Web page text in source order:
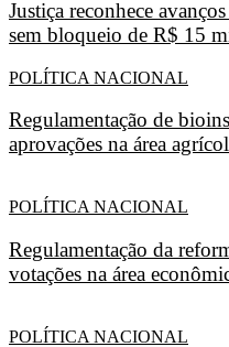
Justiça reconhece
sem bloqueio de R$ 15
POLÍTICA NACIONAL
Regulamentação de
aprovações na área
POLÍTICA NACIONAL
Regulamentação da
votações na área
POLÍTICA NACIONAL